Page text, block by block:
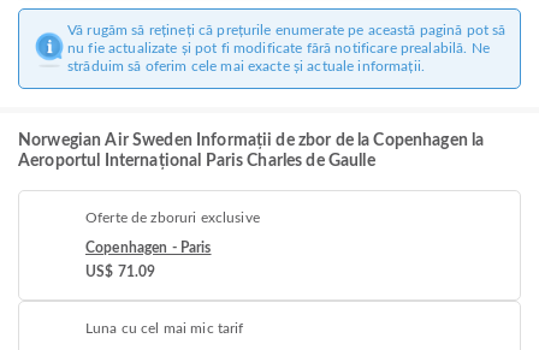
Vă rugăm să rețineți că prețurile enumerate pe această pagină pot să
nu fie actualizate și pot fi modificate fără notificare prealabilă. Ne
străduim să oferim cele mai exacte și actuale informații.
Norwegian Air Sweden Informații de zbor de la Copenhagen la
Aeroportul Internațional Paris Charles de Gaulle
Oferte de zboruri exclusive
Copenhagen - Paris
US$ 71.09
Luna cu cel mai mic tarif